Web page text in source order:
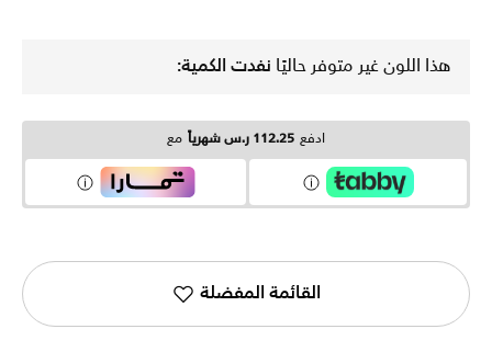
هذا اللون غير متوفر حاليًا نفدت الكمية:
ادفع 112.25 ر.س شهرياً مع
القائمة المفضلة